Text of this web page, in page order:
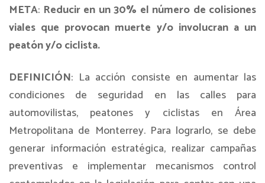
META: Reducir en un 30% el número de colisiones
viales que provocan muerte y/o involucran a un
peatón y/o ciclista.
DEFINICIÓN: La acción consiste en aumentar las
condiciones de seguridad en las calles para
automovilistas, peatones y ciclistas en Área
Metropolitana de Monterrey. Para lograrlo, se debe
generar información estratégica, realizar campañas
preventivas e implementar mecanismos control